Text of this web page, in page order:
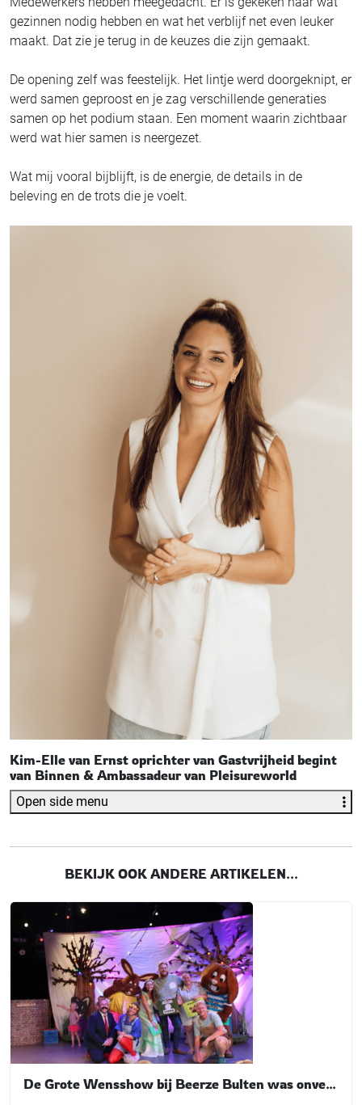
gezinnen nodig hebben en wat het verblijf net even leuker
maakt. Dat zie je terug in de keuzes die zijn gemaakt.
De opening zelf was feestelijk. Het lintje werd doorgeknipt, er
werd samen geproost en je zag verschillende generaties
samen op het podium staan. Een moment waarin zichtbaar
werd wat hier samen is neergezet.
Wat mij vooral bijblijft, is de energie, de details in de
beleving en de trots die je voelt.
Kim-Elle van Ernst oprichter van Gastvrijheid begint
van Binnen & Ambassadeur van Pleisureworld
Open side menu
BEKIJK OOK ANDERE ARTIKELEN...
De Grote Wensshow bij Beerze Bulten was onvergetelijk